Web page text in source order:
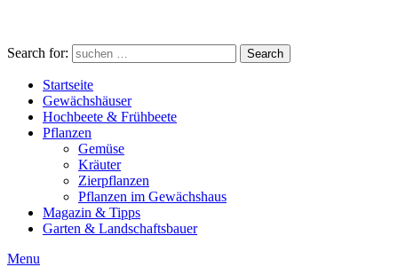
Search for: Search
Startseite
Gewächshäuser
Hochbeete & Frühbeete
Pflanzen
Gemüse
Kräuter
Zierpflanzen
Pflanzen im Gewächshaus
Magazin & Tipps
Garten & Landschaftsbauer
Menu